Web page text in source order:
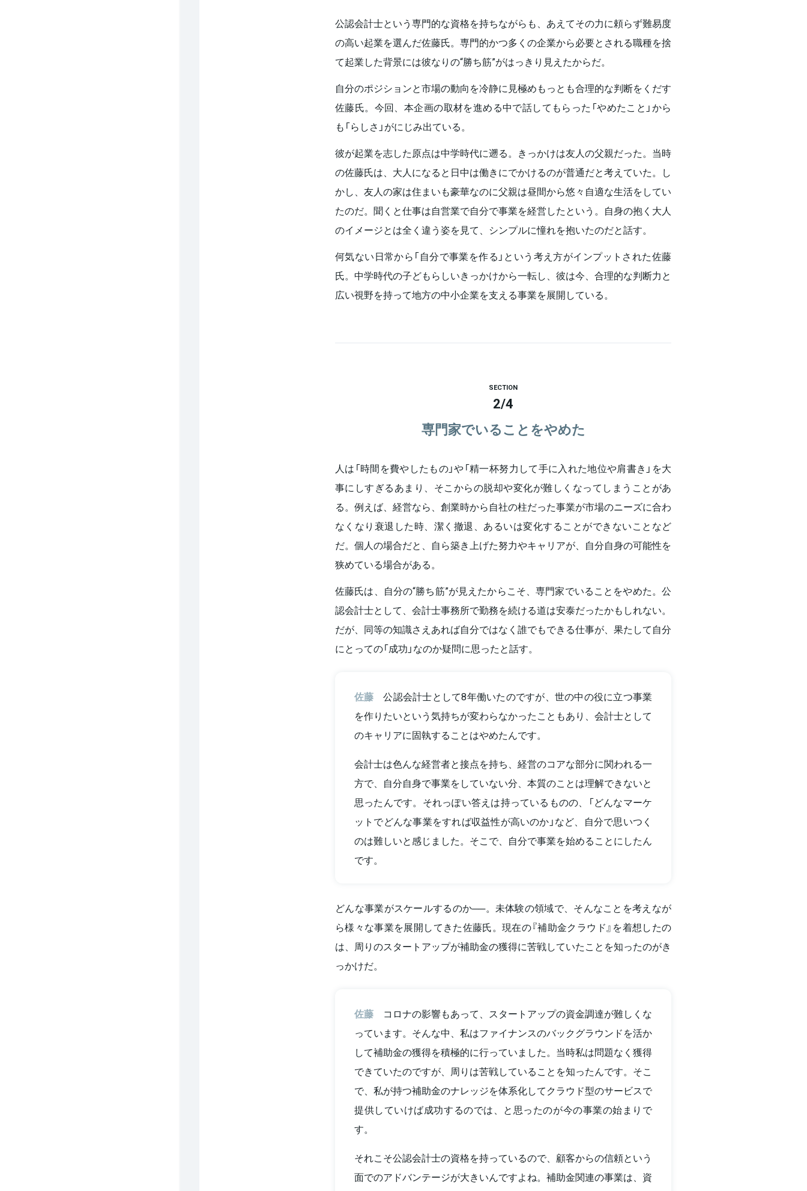
公認会計士という専門的な資格を持ちながらも、あえてその力に頼らず難易度
の高い起業を選んだ佐藤氏。専門的かつ多くの企業から必要とされる職種を捨
て起業した背景には彼なりの“勝ち筋”がはっきり見えたからだ。
自分のポジションと市場の動向を冷静に見極めもっとも合理的な判断をくだす
佐藤氏。今回、本企画の取材を進める中で話してもらった「やめたこと」から
も「らしさ」がにじみ出ている。
彼が起業を志した原点は中学時代に遡る。きっかけは友人の父親だった。当時
の佐藤氏は、大人になると日中は働きにでかけるのが普通だと考えていた。し
かし、友人の家は住まいも豪華なのに父親は昼間から悠々自適な生活をしてい
たのだ。聞くと仕事は自営業で自分で事業を経営したという。自身の抱く大人
のイメージとは全く違う姿を見て、シンプルに憧れを抱いたのだと話す。
何気ない日常から「自分で事業を作る」という考え方がインプットされた佐藤
氏。中学時代の子どもらしいきっかけから一転し、彼は今、合理的な判断力と
広い視野を持って地方の中小企業を支える事業を展開している。
SECTION
2/4
専門家でいることをやめた
人は「時間を費やしたもの」や「精一杯努力して手に入れた地位や肩書き」を大
事にしすぎるあまり、そこからの脱却や変化が難しくなってしまうことがあ
る。例えば、経営なら、創業時から自社の柱だった事業が市場のニーズに合わ
なくなり衰退した時、潔く撤退、あるいは変化することができないことなど
だ。個人の場合だと、自ら築き上げた努力やキャリアが、自分自身の可能性を
狭めている場合がある。
佐藤氏は、自分の“勝ち筋”が見えたからこそ、専門家でいることをやめた。公
認会計士として、会計士事務所で勤務を続ける道は安泰だったかもしれない。
だが、同等の知識さえあれば自分ではなく誰でもできる仕事が、果たして自分
にとっての「成功」なのか疑問に思ったと話す。
佐藤
公認会計士として8年働いたのですが、世の中の役に立つ事業
を作りたいという気持ちが変わらなかったこともあり、会計士として
のキャリアに固執することはやめたんです。
会計士は色んな経営者と接点を持ち、経営のコアな部分に関われる一
方で、自分自身で事業をしていない分、本質のことは理解できないと
思ったんです。それっぽい答えは持っているものの、「どんなマーケ
ットでどんな事業をすれば収益性が高いのか」など、自分で思いつく
のは難しいと感じました。そこで、自分で事業を始めることにしたん
です。
どんな事業がスケールするのか──。未体験の領域で、そんなことを考えなが
ら様々な事業を展開してきた佐藤氏。現在の『補助金クラウド』を着想したの
は、周りのスタートアップが補助金の獲得に苦戦していたことを知ったのがき
っかけだ。
佐藤
コロナの影響もあって、スタートアップの資金調達が難しくな
っています。そんな中、私はファイナンスのバックグラウンドを活か
して補助金の獲得を積極的に行っていました。当時私は問題なく獲得
できていたのですが、周りは苦戦していることを知ったんです。そこ
で、私が持つ補助金のナレッジを体系化してクラウド型のサービスで
提供していけば成功するのでは、と思ったのが今の事業の始まりで
す。
それこそ公認会計士の資格を持っているので、顧客からの信頼という
面でのアドバンテージが大きいんですよね。補助金関連の事業は、資